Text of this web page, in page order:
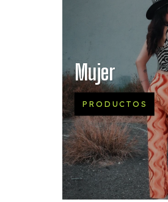
Mujer
PRODUCTOS